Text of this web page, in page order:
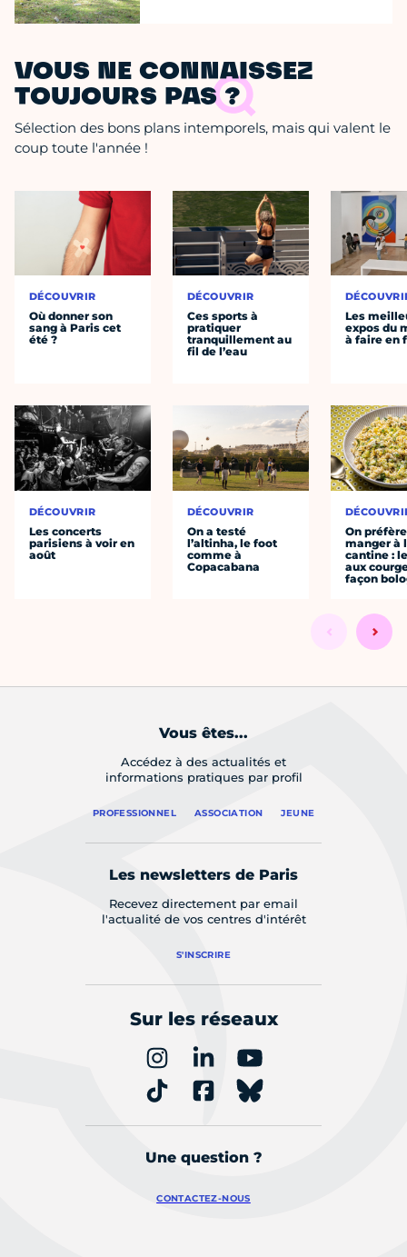
VOUS NE CONNAISSEZ
TOUJOURS PAS ?
Sélection des bons plans intemporels, mais qui valent le
coup toute l'année !
DÉCOUVRIR
Où donner son
sang à Paris cet
été ?
DÉCOUVRIR
Les concerts
parisiens à voir en
août
DÉCOUVRIR
Ces sports à
pratiquer
tranquillement au
fil de l’eau
DÉCOUVRIR
On a testé
l’altinha, le foot
comme à
Copacabana
Les
expos du
à faire en
On préfère
manger à
cantine :
aux
façon
Vous êtes...
Accédez à des actualités et
informations pratiques par profil
PROFESSIONNEL ASSOCIATION JEUNE
Les newsletters de Paris
Recevez directement par email
l'actualité de vos centres d'intérêt
S'INSCRIRE
Sur les réseaux
Une question ?
CONTACTEZ-NOUS